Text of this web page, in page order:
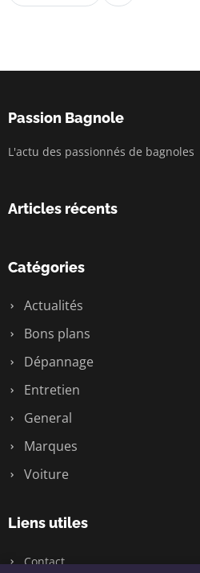
Passion Bagnole
L'actu des passionnés de bagnoles
Articles récents
Catégories
Actualités
Bons plans
Dépannage
Entretien
General
Marques
Voiture
Liens utiles
Contact